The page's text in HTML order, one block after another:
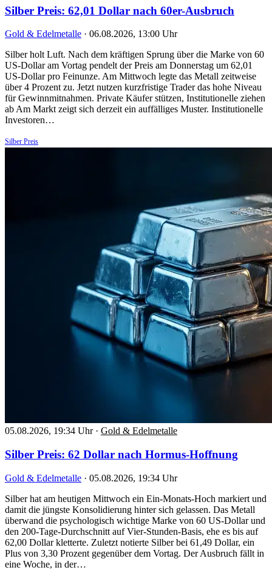
Silber Preis: 62,01 Dollar nach 60er-Ausbruch
Gold & Edelmetalle · 06.08.2026, 13:00 Uhr
Silber holt Luft. Nach dem kräftigen Sprung über die Marke von 60
US-Dollar am Vortag pendelt der Preis am Donnerstag um 62,01
US-Dollar pro Feinunze. Am Mittwoch legte das Metall zeitweise
über 4 Prozent zu. Jetzt nutzen kurzfristige Trader das hohe Niveau
für Gewinnmitnahmen. Private Käufer stützen, Institutionelle ziehen
ab Am Markt zeigt sich derzeit ein auffälliges Muster. Institutionelle
Investoren…
Silber Preis
05.08.2026, 19:34 Uhr · Gold & Edelmetalle
Silber Preis: 62 Dollar nach Hormus-Hoffnung
Gold & Edelmetalle · 05.08.2026, 19:34 Uhr
Silber hat am heutigen Mittwoch ein Ein-Monats-Hoch markiert und
damit die jüngste Konsolidierung hinter sich gelassen. Das Metall
überwand die psychologisch wichtige Marke von 60 US-Dollar und
den 200-Tage-Durchschnitt auf Vier-Stunden-Basis, ehe es bis auf
62,00 Dollar kletterte. Zuletzt notierte Silber bei 61,49 Dollar, ein
Plus von 3,30 Prozent gegenüber dem Vortag. Der Ausbruch fällt in
eine Woche, in der…